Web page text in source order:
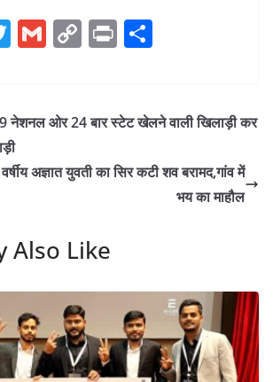
T
er
G
l
C
y
n
Pr
e
नेशनल ओर 24 बार स्टेट खेलने वाली खिलाड़ी कर
अज्ञात युवती का सिर कटी शव बरामद,गांव में
भय का माहौल
Also Like